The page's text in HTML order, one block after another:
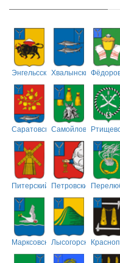
ЭнгельсскийХвалынский
СаратовскийСамойловский
Питерский Петровский
МарксовскийЛысогорский